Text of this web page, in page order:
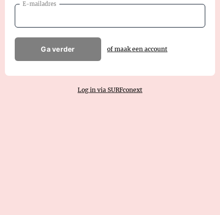
E-mailadres
Ga verder of maak een account
Log in via SURFconext